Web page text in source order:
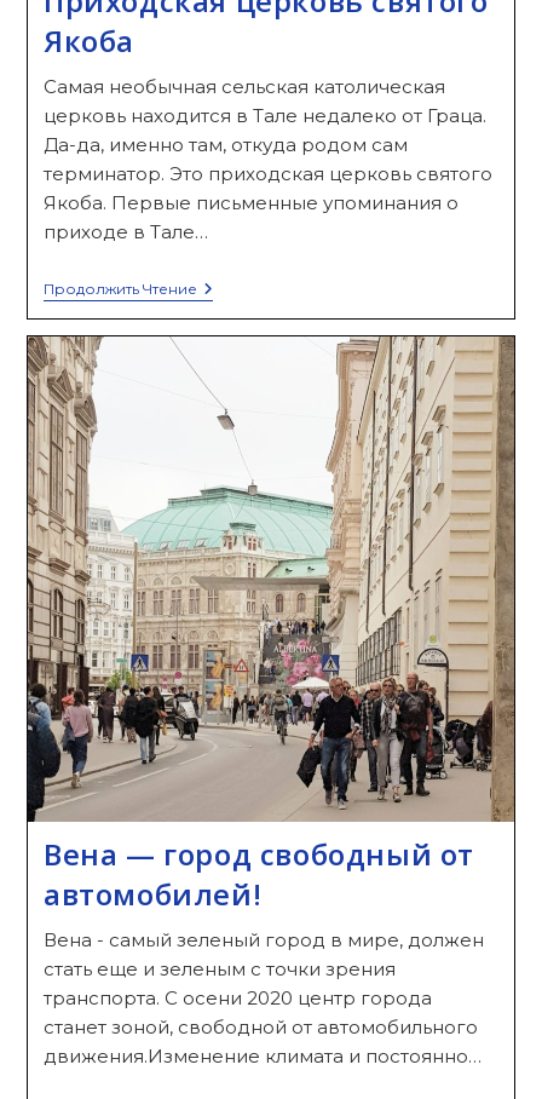
Якоба
Самая необычная сельская католическая
церковь находится в Тале недалеко от Граца.
Да-да, именно там, откуда родом сам
терминатор. Это приходская церковь святого
Якоба. Первые письменные упоминания о
приходе в Тале…
Продолжить ЧтениеПриходская
Церковь
Вена — город свободный от
автомобилей!
Вена - самый зеленый город в мире, должен
стать еще и зеленым с точки зрения
транспорта. С осени 2020 центр города
станет зоной, свободной от автомобильного
движения.Изменение климата и постоянно…